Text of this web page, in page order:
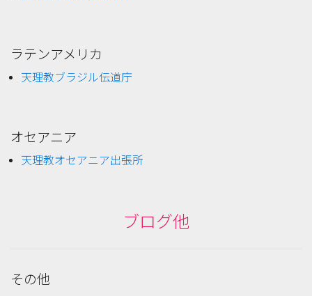
ラテンアメリカ
天理教ブラジル伝道庁
オセアニア
天理教オセアニア出張所
ブログ他
その他